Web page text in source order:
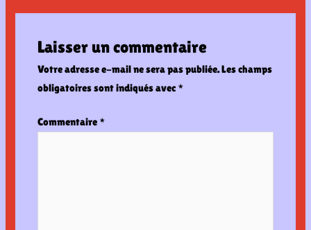
Laisser un commentaire
Votre adresse e-mail ne sera pas publiée. Les champs
obligatoires sont indiqués avec*
Commentaire *